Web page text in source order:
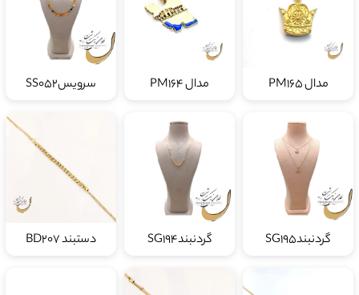
مدال PM165 مدال PM164 سرویسSS052
گردنبندSG195 گردنبندSG194 دستبند BD207